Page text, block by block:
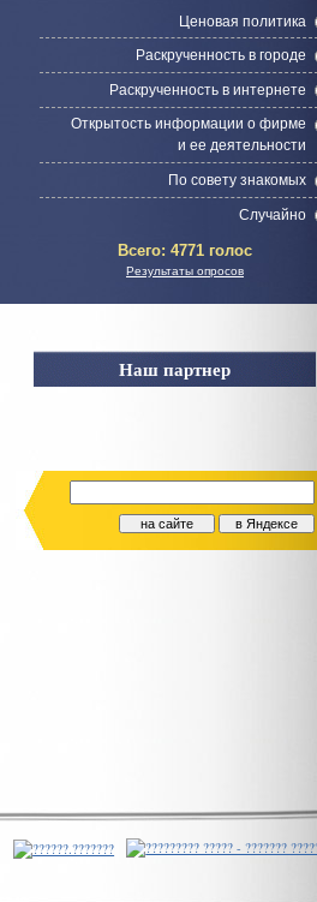
Ценовая политика
Раскрученность в городе
Раскрученность в интернете
Открытость информации о фирме
и ее деятельности
По совету знакомых
Случайно
Всего: 4771 голос
Результаты опросов
Наш партнер